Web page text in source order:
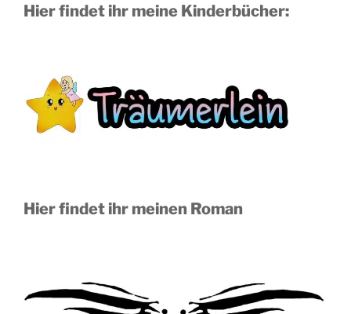
Hier findet ihr meine Kinderbücher:
Hier findet ihr meinen Roman